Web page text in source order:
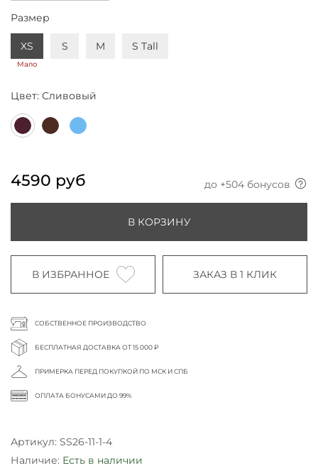
Размер
XS
Мало
S M S Tall
Цвет: Сливовый
4590 руб до +504 бонусов
В КОРЗИНУ
В ИЗБРАННОЕ ЗАКАЗ В 1 КЛИК
СОБСТВЕННОЕ ПРОИЗВОДСТВО
БЕСПЛАТНАЯ ДОСТАВКА ОТ 15 000 ₽
ПРИМЕРКА ПЕРЕД ПОКУПКОЙ ПО МСК И СПБ
ОПЛАТА БОНУСАМИ ДО 99%
Артикул: SS26-11-1-4
Наличие: Есть в наличии